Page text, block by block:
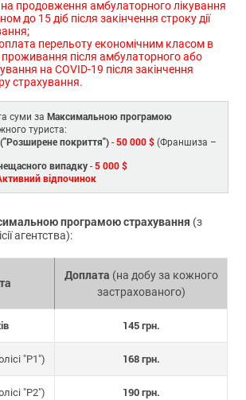
продовження амбулаторного лікування
до 15 діб після закінчення строку дії
перельоту економічним класом в
проживання після амбулаторного або
на COVID-19 після закінчення
страхування.
суми за Максимальною програмою
туриста:
покриття") -50 000 $ (Франшиза –
випадку -5 000 $
відпочинок
програмою страхування (з
агентства):
Доплата (на добу за кожного
застрахованого)
145 грн.
"P1") 168 грн.
"P2") 190 грн.